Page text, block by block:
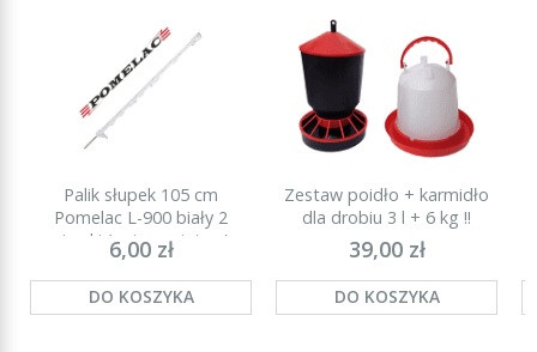
Palik słupek 105 cm
Pomelac L-900 biały 2
stopki (najmocniejszy)
6,00 zł
DO KOSZYKA
Zestaw poidło + karmidło
dla drobiu 3 l + 6 kg !!
39,00 zł
DO KOSZYKA